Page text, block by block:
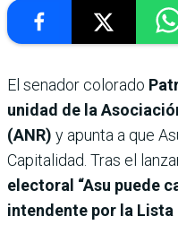
El senador colorado
unidad de la
(ANR) y apunta a que
Capitalidad. Tras el
electoral “Asu puede
intendente por la Lista